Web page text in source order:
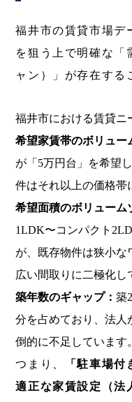
福井市の賃貸市場デ
を狙う上で明確な「
ャン）」が存在する
福井市における賃貸ニ
希望家賃帯のボリュー
が「5万円台」を希望
件はそれ以上の価格帯
希望面積のボリューム
1LDK〜コンパクト
が、既存物件は狭小な
広い間取りに二極化し
築年数のギャップ：築
分を占めており、法人
倒的に不足しています。
つまり、
「駐車場
適正な家賃設定（法